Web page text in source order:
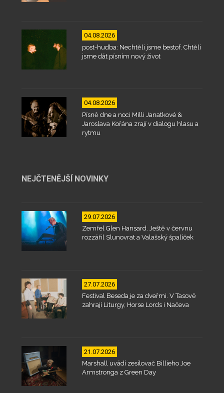
04.08.2026
post-hudba: Nechtěli jsme bestof. Chtěli
jsme dát písním nový život
04.08.2026
Písně dne a noci Milli Janatkové &
Jaroslava Kořána zrají v dialogu hlasu a
rytmu
NEJČTENĚJŠÍ NOVINKY
29.07.2026
Zemřel Glen Hansard. Ještě v červnu
rozzářil Slunovrat a Valašský špalíček
27.07.2026
Festival Beseda je za dveřmi. V Tasově
zahrají Liturgy, Horse Lords i Načeva
21.07.2026
Marshall uvádí zesilovač Billieho Joe
Armstronga z Green Day